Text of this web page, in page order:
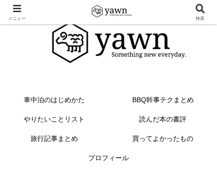
車中泊のはじめかた BBQ幹事テクまとめ
やりたいことリスト 読んだ本の書評
旅行記事まとめ 買ってよかったもの
プロフィール
メニュー 検索